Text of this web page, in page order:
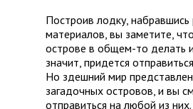
Построив лодку, набравшись
материалов, вы заметите,
острове в общем-то делать
значит, придется
Но здешний мир
загадочных островов, и вы
отправиться на любой из